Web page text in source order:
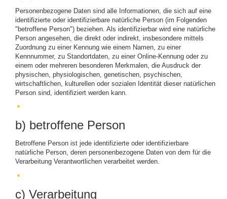
Personenbezogene Daten sind alle Informationen, die sich auf eine
identifizierte oder identifizierbare natürliche Person (im Folgenden
"betroffene Person") beziehen. Als identifizierbar wird eine natürliche
Person angesehen, die direkt oder indirekt, insbesondere mittels
Zuordnung zu einer Kennung wie einem Namen, zu einer
Kennnummer, zu Standortdaten, zu einer Online-Kennung oder zu
einem oder mehreren besonderen Merkmalen, die Ausdruck der
physischen, physiologischen, genetischen, psychischen,
wirtschaftlichen, kulturellen oder sozialen Identität dieser natürlichen
Person sind, identifiziert werden kann.
b) betroffene Person
Betroffene Person ist jede identifizierte oder identifizierbare
natürliche Person, deren personenbezogene Daten von dem für die
Verarbeitung Verantwortlichen verarbeitet werden.
c) Verarbeitung